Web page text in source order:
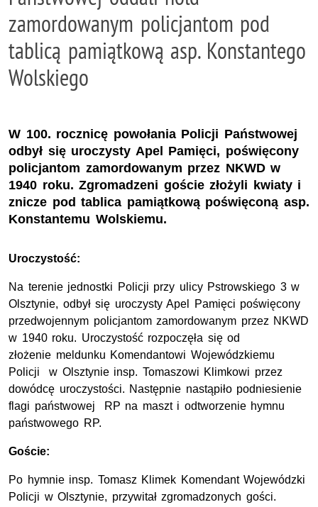
zamordowanym policjantom pod
tablicą pamiątkową asp. Konstantego
Wolskiego
W 100. rocznicę powołania Policji Państwowej
odbył się uroczysty Apel Pamięci, poświęcony
policjantom zamordowanym przez NKWD w
1940 roku. Zgromadzeni goście złożyli kwiaty i
znicze pod tablica pamiątkową poświęconą asp.
Konstantemu Wolskiemu.
Uroczystość:
Na terenie jednostki Policji przy ulicy Pstrowskiego 3 w
Olsztynie, odbył się uroczysty Apel Pamięci poświęcony
przedwojennym policjantom zamordowanym przez NKWD
w 1940 roku. Uroczystość rozpoczęła się od
złożenie meldunku Komendantowi Wojewódzkiemu
Policji w Olsztynie insp. Tomaszowi Klimkowi przez
dowódcę uroczystości. Następnie nastąpiło podniesienie
flagi państwowej RP na maszt i odtworzenie hymnu
państwowego RP.
Goście:
Po hymnie insp. Tomasz Klimek Komendant Wojewódzki
Policji w Olsztynie, przywitał zgromadzonych gości.